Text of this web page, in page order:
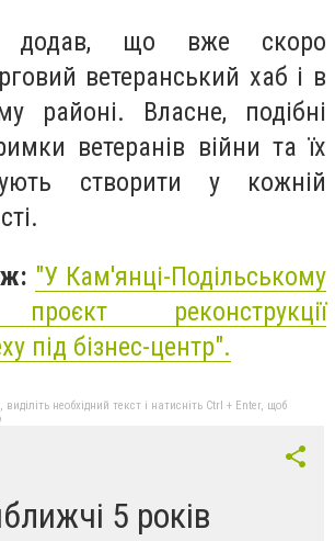
додав, що вже скоро
ветеранський хаб і в
районі. Власне, подібні
ветеранів війни та їх
створити у кожній
"У Кам'янці-Подільському
реконструкції
під бізнес-центр".
необхідний текст і натисніть Ctrl + Enter, щоб
5 років